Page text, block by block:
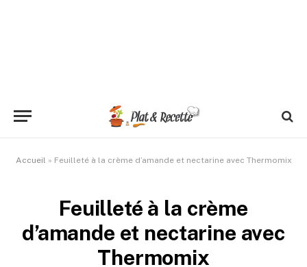
Accueil » Feuilleté à la crème d’amande et nectarine avec Thermomix
Feuilleté à la crème
d’amande et nectarine avec
Thermomix